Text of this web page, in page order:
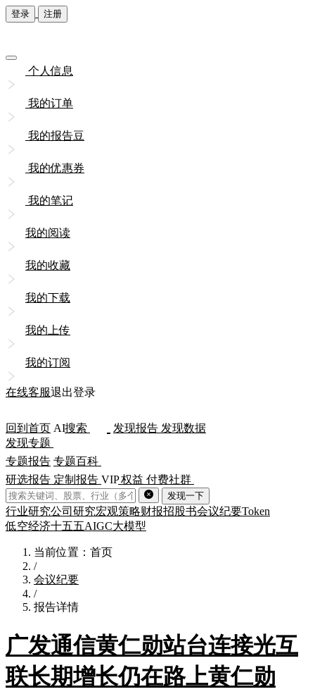
登录 注册
个人信息
我的订单
我的报告豆
我的优惠券
我的笔记
我的阅读
我的收藏
我的下载
我的上传
我的订阅
在线客服退出登录
回到首页 AI搜索 发现报告 发现数据
发现专题
专题报告 专题百科
研选报告 定制报告 VIP权益 付费社群
发现一下
行业研究公司研究宏观策略财报招股书会议纪要Token
低空经济十五五AIGC大模型
当前位置：首页
/
会议纪要
/
报告详情
广发通信黄仁勋站台连接光互
联长期增长仍在路上黄仁勋